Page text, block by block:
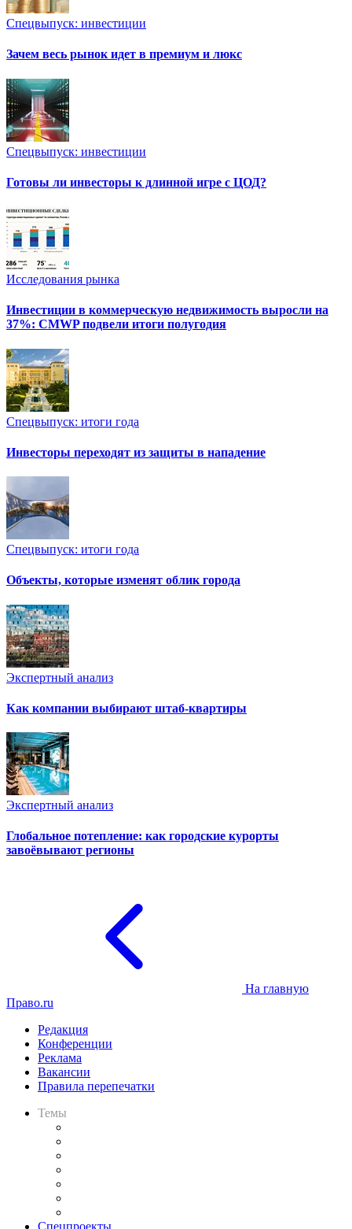
Спецвыпуск: инвестиции
Зачем весь рынок идет в премиум и люкс
Спецвыпуск: инвестиции
Готовы ли инвесторы к длинной игре с ЦОД?
Исследования рынка
Инвестиции в коммерческую недвижимость выросли на
37%: CMWP подвели итоги полугодия
Спецвыпуск: итоги года
Инвесторы переходят из защиты в нападение
Спецвыпуск: итоги года
Объекты, которые изменят облик города
Экспертный анализ
Как компании выбирают штаб-квартиры
Экспертный анализ
Глобальное потепление: как городские курорты
завоёвывают регионы
На главную
Право.ru
Редакция
Конференции
Реклама
Вакансии
Правила перепечатки
Темы
Спецпроекты